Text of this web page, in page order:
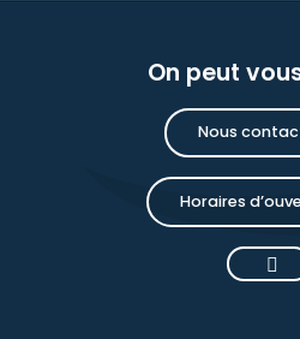
On peut
Nous
Horaires